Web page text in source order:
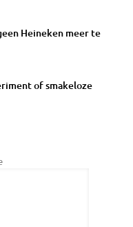
Heineken meer te
of smakeloze